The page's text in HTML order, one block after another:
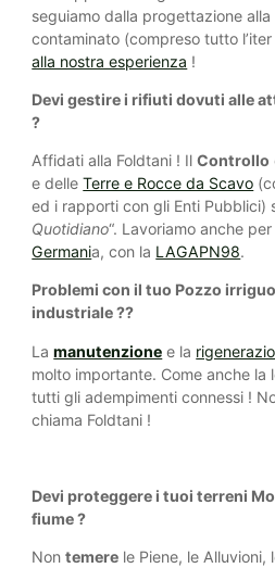
seguiamo dalla progettazione
contaminato (compreso tutto
alla nostra esperienza !
Devi gestire i rifiuti dovuti alle
?
Affidati alla Foldtani ! IlControllo
e delleTerre e Rocce da Scavo
ed i rapporti con gli Enti Pubblici)
Quotidiano“. Lavoriamo anche
Germania, con la LAGAPN98.
Problemi con il tuo Pozzo
industriale ??
Lamanutenzione e la
molto importante. Come anche la
tutti gli adempimenti connessi !
chiama Foldtani !
Devi proteggere i tuoi terreni
fiume ?
Nontemere le Piene, le Alluvioni,